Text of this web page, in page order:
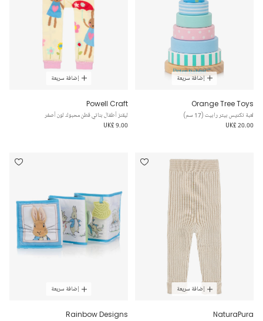
إضافة سريعة
Orange Tree Toys
لعبة تكديس بيتر رابيت (17 سم)
UK£ 20.00
إضافة سريعة
Powell Craft
ليقنز أطفال بناتي قطن محبوك لون أصفر
UK£ 9.00
إضافة سريعة
NaturaPura
إضافة سريعة
Rainbow Designs